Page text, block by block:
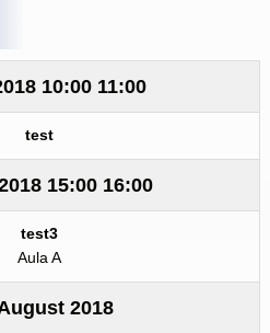
10:00 11:00
test
15:00 16:00
test3
Aula A
2018